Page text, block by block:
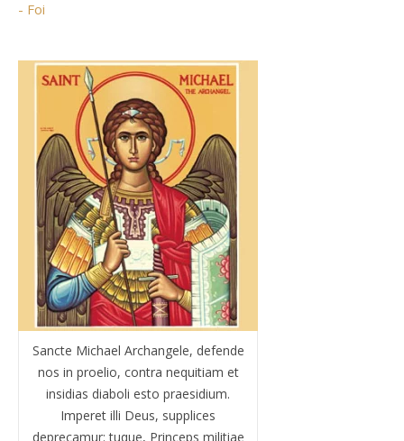
- Foi
Sancte Michael Archangele, defende
nos in proelio, contra nequitiam et
insidias diaboli esto praesidium.
Imperet illi Deus, supplices
deprecamur: tuque, Princeps militiae